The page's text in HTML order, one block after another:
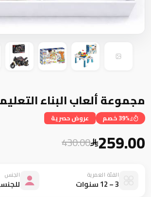
مجموعة ألعاب البناء
39% خصم عروض حصرية
259.00
430.00
الفئة العمرية
3 – 12 سنوات
الجنس